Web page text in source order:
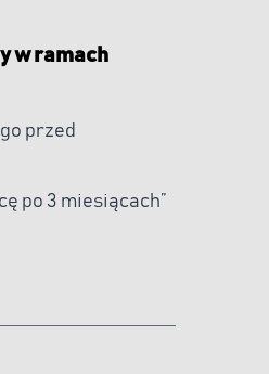
w ramach
przed
po 3 miesiącach”